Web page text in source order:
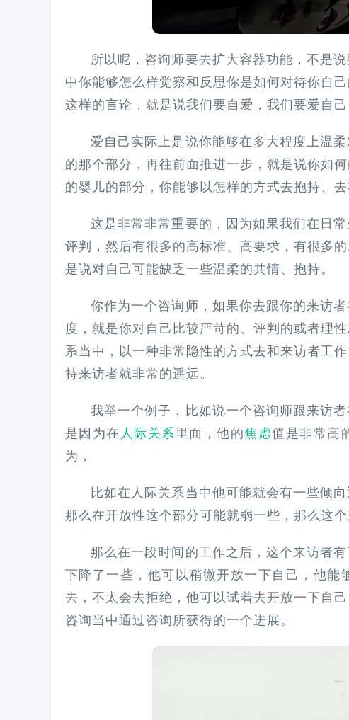
所以呢，咨询师要去扩大容器功能，不是
中你能够怎么样觉察和反思你是如何对待你自
这样的言论，就是说我们要自爱，我们要爱自
爱自己实际上是说你能够在多大程度上温
的那个部分，再往前面推进一步，就是说你如
的婴儿的部分，你能够以怎样的方式去抱持、去
这是非常非常重要的，‍‍因为如果我们在日
评判，然后有很多的高标准、高要求，有很多
是说对自己可能缺乏一些‍‍温柔的共情、抱持。
你作为一个咨询师，如果你去跟你的来访
度，就是你对自己比较严苛的、评判的或者理
系当中，‍‍以一种非常隐性的方式去和来访者工
持‍‍来访者就非常的遥远。
我举一个例子，比如说一个咨询师跟来访
是因为在 人际关系 里面，他的焦虑值是非常高
为，
比如在人际关系当中他可能就会有一些倾
那么在开放性这个部分可能就弱一些，那么这
那么在一段时间的工作之后，‍‍这个来访者
下降了一些，他可以稍微开放一下自己，他
去，不太会去拒绝，他可以试着去开放一下自
咨询当中通过咨询所获得的一个进展。